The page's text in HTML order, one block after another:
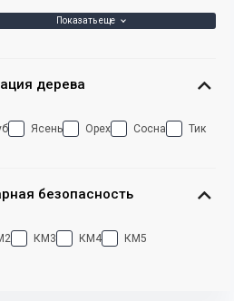
Показать еще
дерева
Ясень Орех Сосна Тик
безопасность
КМ3 КМ4 КМ5